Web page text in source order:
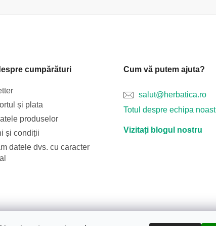
cumpărături
și plata
produselor
și condiții
datele dvs. cu caracter
Cum vă putem ajuta?
salut@herbatica.ro
Totul despre echipa
Vizitați blogul nostru